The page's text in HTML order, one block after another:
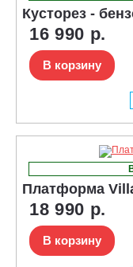
Кусторез -
16 990 р.
В корзину
Платформа
18 990 р.
В корзину